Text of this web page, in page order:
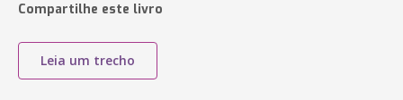
Compartilhe este livro
Leia um trecho